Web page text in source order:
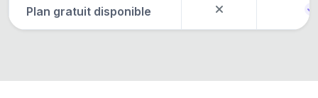
Plan gratuit disponible